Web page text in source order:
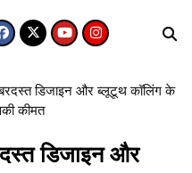
डिजाइन और ब्लूटूथ कॉलिंग के
कीमत
डिजाइन और